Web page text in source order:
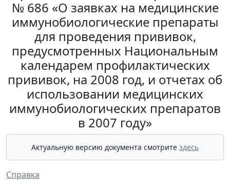
№ 686 «О заявках на медицинские
иммунобиологические препараты
для проведения прививок,
предусмотренных Национальным
календарем профилактических
прививок, на 2008 год, и отчетах об
использовании медицинских
иммунобиологических препаратов
в 2007 году»
Актуальную версию документа смотрите здесь
Справка